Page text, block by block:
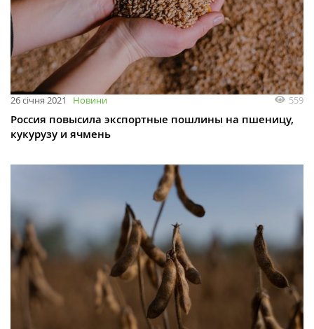
26 січня 2021 Новини 559
Россия повысила экспортные пошлины на пшеницу,
кукурузу и ячмень